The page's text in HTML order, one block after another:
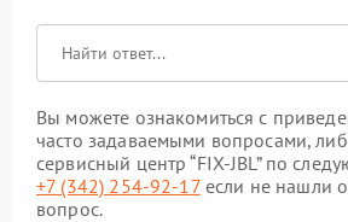
Вы можете ознакомиться с
часто задаваемыми вопросами,
сервисный центр “FIX-JBL” по
+7 (342) 254-92-17если не нашли
вопрос.